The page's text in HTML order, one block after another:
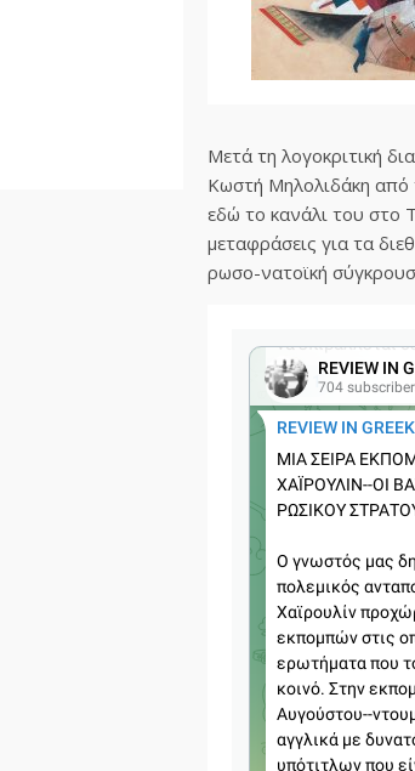
Μετά τη λογοκριτική
Κωστή Μηλολιδάκη
εδώ το κανάλι του στο
μεταφράσεις για τα
ρωσο-νατοϊκή